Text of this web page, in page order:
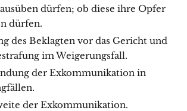
dürfen; ob diese ihre Opfer
dürfen.
des Beklagten vor das Gericht und
im Weigerungsfall.
der Exkommunikation in
der Exkommunikation.